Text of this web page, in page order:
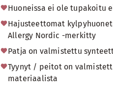
Huoneissa ei ole tupakoitu
Hajusteettomat
Allergy Nordic -merkitty
Patja on valmistettu
Tyynyt / peitot on
materiaalista